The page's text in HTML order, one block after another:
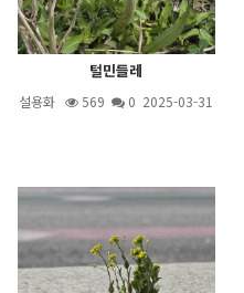
털민들레
설용화 569 0 2025-03-31